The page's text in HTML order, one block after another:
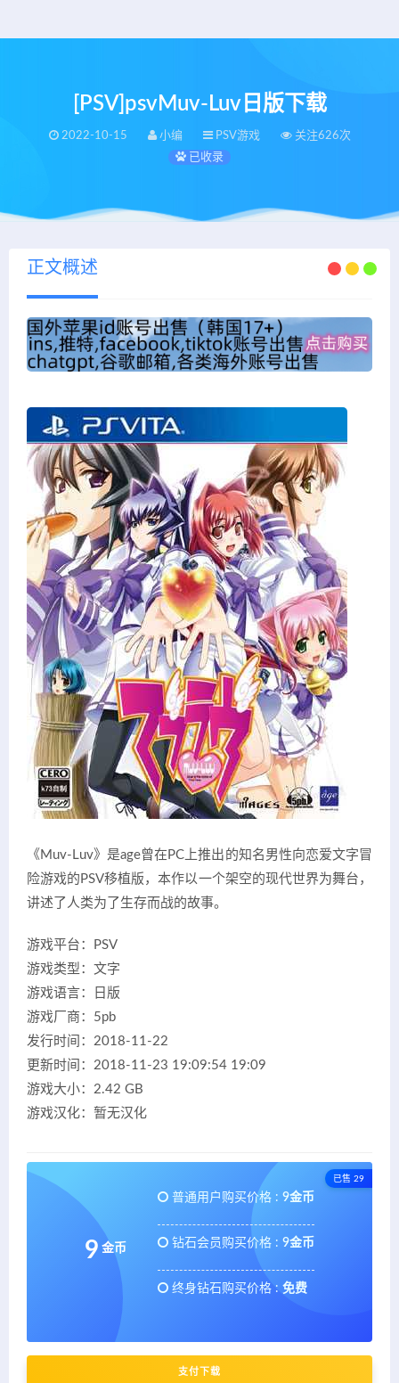
[PSV]psvMuv-Luv日版下载
2022-10-15 小编 PSV游戏
关注626次
已收录
正文概述
《Muv-Luv》是age曾在PC上推出的知名男性向恋爱文字冒
险游戏的PSV移植版，本作以一个架空的现代世界为舞台，
讲述了人类为了生存而战的故事。
游戏平台：PSV
游戏类型：文字
游戏语言：日版
游戏厂商：5pb
发行时间：2018-11-22
更新时间：2018-11-23 19:09:54 19:09
游戏大小：2.42 GB
游戏汉化：暂无汉化
已售 29
9 金币
普通用户购买价格 : 9金币
钻石会员购买价格 : 9金币
终身钻石购买价格 : 免费
支付下载